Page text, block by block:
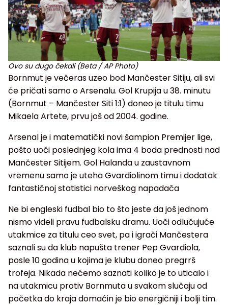
Ovo su dugo čekali (Beta / AP Photo)
Bornmut je večeras uzeo bod Mančester Sitiju, ali svi
će pričati samo o Arsenalu. Gol Krupija u 38. minutu
(Bornmut – Mančester Siti 1:1) doneo je titulu timu
Mikaela Artete, prvu još od 2004. godine.
Arsenal je i matematički novi šampion Premijer lige,
pošto uoči poslednjeg kola ima 4 boda prednosti nad
Mančester Sitijem. Gol Halanda u zaustavnom
vremenu samo je uteha Gvardiolinom timu i dodatak
fantastičnoj statistici norveškog napadača
Ne bi engleski fudbal bio to što jeste da još jednom
nismo videli pravu fudbalsku dramu. Uoči odlučujuće
utakmice za titulu ceo svet, pa i igrači Mančestera
saznali su da klub napušta trener Pep Gvardiola,
posle 10 godina u kojima je klubu doneo pregrrš
trofeja. Nikada nećemo saznati koliko je to uticalo i
na utakmicu protiv Bornmuta u svakom slučaju od
početka do kraja domaćin je bio energičniji i bolji tim.